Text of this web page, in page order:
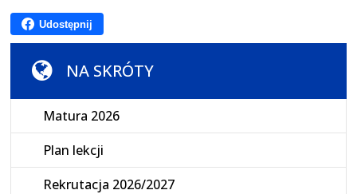
Udostępnij
NA SKRÓTY
Matura 2026
Plan lekcji
Rekrutacja 2026/2027